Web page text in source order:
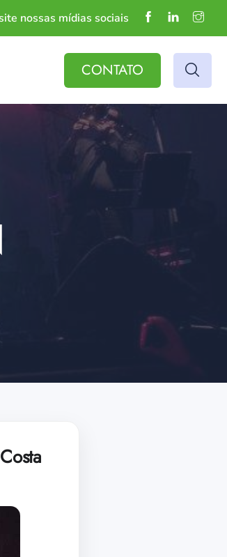
nossas mídias sociais
CONTATO